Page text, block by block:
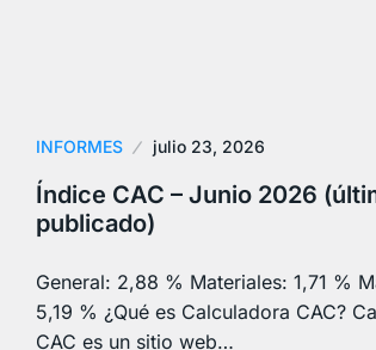
INFORMES julio 23, 2026
Índice CAC – Junio 2026
publicado)
General: 2,88 % Materiales: 1,71 %
5,19 % ¿Qué es Calculadora CAC?
CAC es un sitio web…